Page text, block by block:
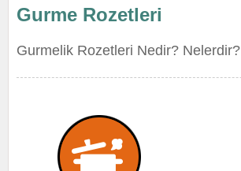
Gurme Rozetleri
Gurmelik Rozetleri Nedir? Nelerdir?